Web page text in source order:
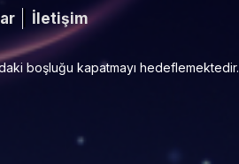
İletişim
boşluğu kapatmayı hedeflemektedir.